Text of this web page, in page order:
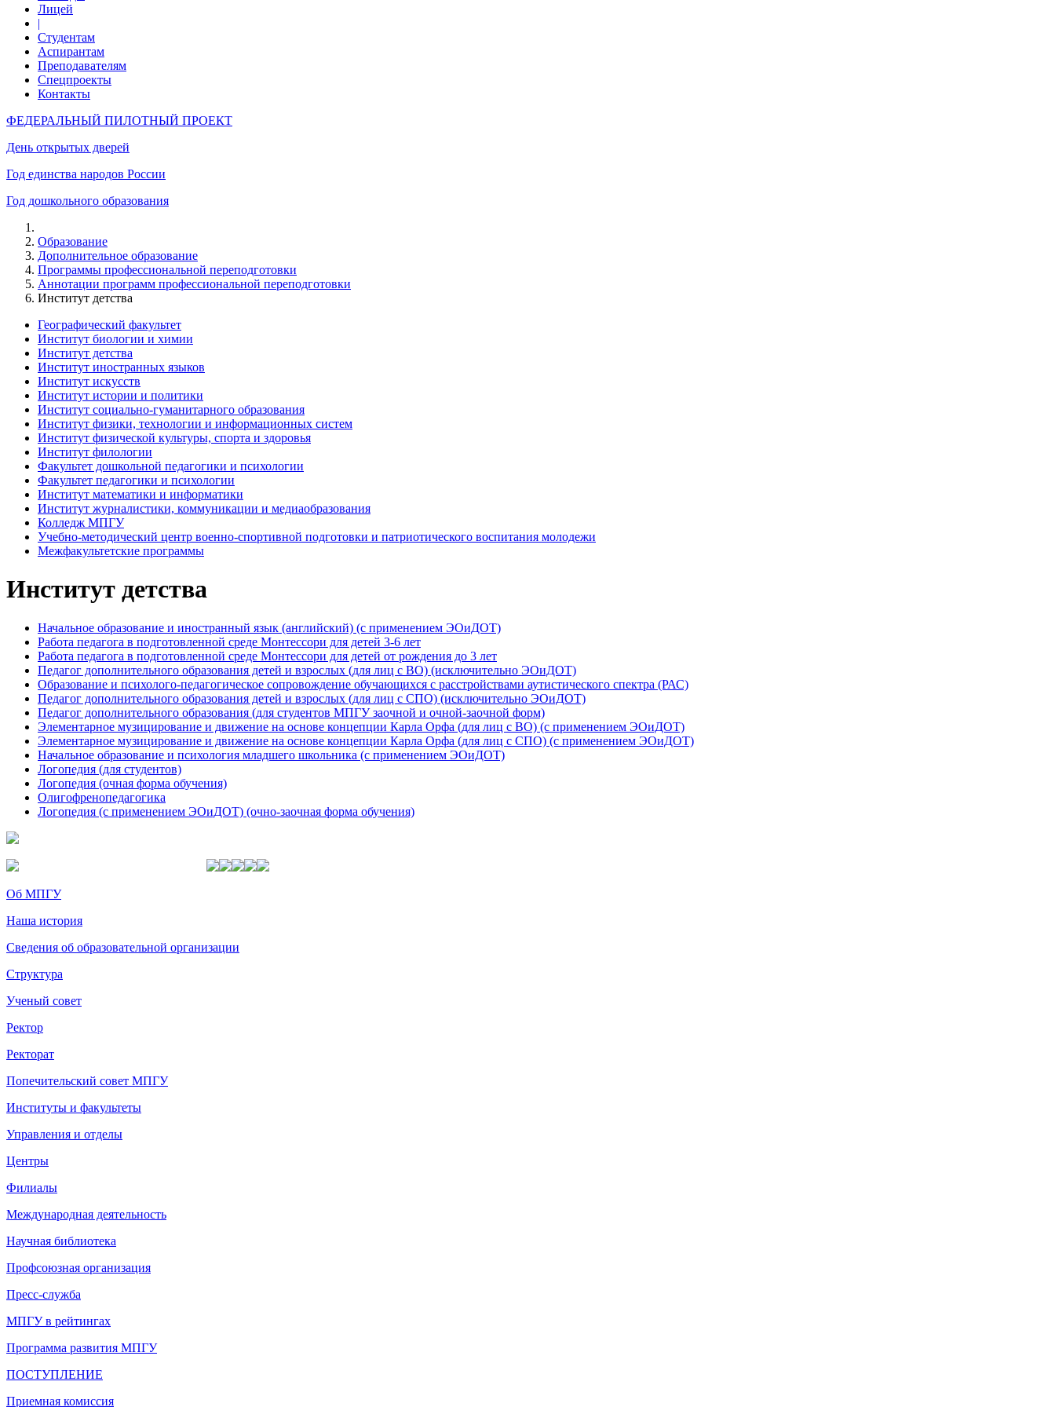
Лицей
|
Студентам
Аспирантам
Преподавателям
Спецпроекты
Контакты
ФЕДЕРАЛЬНЫЙ ПИЛОТНЫЙ ПРОЕКТ
День открытых дверей
Год единства народов России
Год дошкольного образования
Образование
Дополнительное образование
Программы профессиональной переподготовки
Аннотации программ профессиональной переподготовки
Институт детства
Географический факультет
Институт биологии и химии
Институт детства
Институт иностранных языков
Институт искусств
Институт истории и политики
Институт социально-гуманитарного образования
Институт физики, технологии и информационных систем
Институт физической культуры, спорта и здоровья
Институт филологии
Факультет дошкольной педагогики и психологии
Факультет педагогики и психологии
Институт математики и информатики
Институт журналистики, коммуникации и медиаобразования
Колледж МПГУ
Учебно-методический центр военно-спортивной подготовки и патриотического воспитания молодежи
Межфакультетские программы
Институт детства
Начальное образование и иностранный язык (английский) (с применением ЭОиДОТ)
Работа педагога в подготовленной среде Монтессори для детей 3-6 лет
Работа педагога в подготовленной среде Монтессори для детей от рождения до 3 лет
Педагог дополнительного образования детей и взрослых (для лиц с ВО) (исключительно ЭОиДОТ)
Образование и психолого-педагогическое сопровождение обучающихся с расстройствами аутистического спектра (РАС)
Педагог дополнительного образования детей и взрослых (для лиц с СПО) (исключительно ЭОиДОТ)
Педагог дополнительного образования (для студентов МПГУ заочной и очной-заочной форм)
Элементарное музицирование и движение на основе концепции Карла Орфа (для лиц с ВО) (с применением ЭОиДОТ)
Элементарное музицирование и движение на основе концепции Карла Орфа (для лиц с СПО) (с применением ЭОиДОТ)
Начальное образование и психология младшего школьника (с применением ЭОиДОТ)
Логопедия (для студентов)
Логопедия (очная форма обучения)
Олигофренопедагогика
Логопедия (с применением ЭОиДОТ) (очно-заочная форма обучения)
Об МПГУ
Наша история
Сведения об образовательной организации
Структура
Ученый совет
Ректор
Ректорат
Попечительский совет МПГУ
Институты и факультеты
Управления и отделы
Центры
Филиалы
Международная деятельность
Научная библиотека
Профсоюзная организация
Пресс-служба
МПГУ в рейтингах
Программа развития МПГУ
ПОСТУПЛЕНИЕ
Приемная комиссия